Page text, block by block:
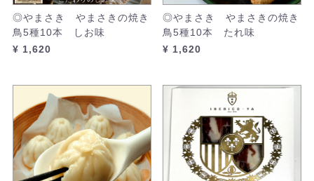
◎やまさき やまさきの焼き
鳥5種10本 しお味
¥ 1,620
◎やまさき やまさきの焼き
鳥5種10本 たれ味
¥ 1,620